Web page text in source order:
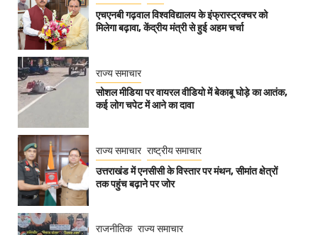
एचएनबी गढ़वाल विश्वविद्यालय के इंफ्रास्ट्रक्चर को
मिलेगा बढ़ावा, केंद्रीय मंत्री से हुई अहम चर्चा
राज्य समाचार
सोशल मीडिया पर वायरल वीडियो में बेकाबू घोड़े का आतंक,
कई लोग चपेट में आने का दावा
राज्य समाचार राष्ट्रीय समाचार
उत्तराखंड में एनसीसी के विस्तार पर मंथन, सीमांत क्षेत्रों
तक पहुंच बढ़ाने पर जोर
राजनीतिक राज्य समाचार